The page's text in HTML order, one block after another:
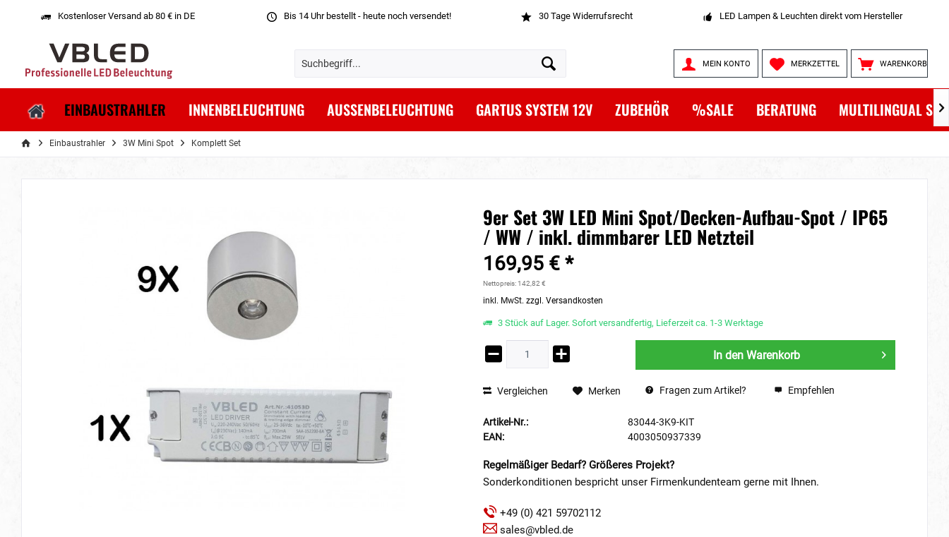
Kostenloser Versand ab 80 € in DE Bis 14 Uhr bestellt - heute noch versendet! 30 Tage Widerrufsrecht LED Lampen & Leuchten direkt vom Hersteller
WARENKORB
MERKZETTEL
MEIN KONTO
EINBAUSTRAHLER INNENBELEUCHTUNG AUSSENBELEUCHTUNG GARTUS SYSTEM 12V ZUBEHÖR %SALE BERATUNG MULTILINGUAL 
Einbaustrahler 3W Mini Spot Komplett Set
9er Set 3W LED Mini Spot/Decken-Aufbau-Spot / IP65
/ WW / inkl. dimmbarer LED Netzteil
169,95 € *
Nettopreis: 142,82 €
inkl. MwSt.zzgl. Versandkosten
3 Stück auf Lager. Sofort versandfertig, Lieferzeit ca. 1-3 Werktage
In den Warenkorb
Vergleichen Merken Fragen zum Artikel? Empfehlen
Artikel-Nr.:
83044-3K9-KIT
EAN:
4003050937339
Regelmäßiger Bedarf? Größeres Projekt?
Sonderkonditionen bespricht unser Firmenkundenteam gerne mit Ihnen.
+49 (0) 421 59702112
sales@vbled.de